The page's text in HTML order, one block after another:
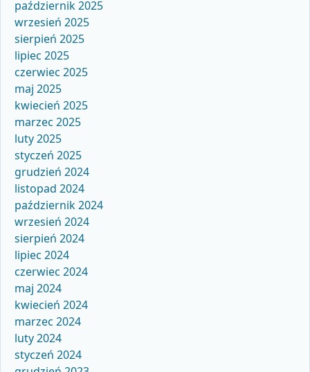
październik 2025
wrzesień 2025
sierpień 2025
lipiec 2025
czerwiec 2025
maj 2025
kwiecień 2025
marzec 2025
luty 2025
styczeń 2025
grudzień 2024
listopad 2024
październik 2024
wrzesień 2024
sierpień 2024
lipiec 2024
czerwiec 2024
maj 2024
kwiecień 2024
marzec 2024
luty 2024
styczeń 2024